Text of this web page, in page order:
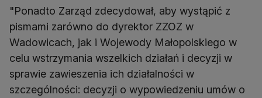
"Ponadto Zarząd zdecydował, aby wystąpić z
pismami zarówno do dyrektor ZZOZ w
Wadowicach, jak i Wojewody Małopolskiego w
celu wstrzymania wszelkich działań i decyzji w
sprawie zawieszenia ich działalności w
szczególności: decyzji o wypowiedzeniu umów o